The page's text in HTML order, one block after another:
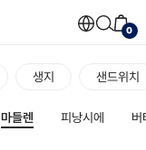
0
생지 샌드위치
마들렌 피낭시에 버